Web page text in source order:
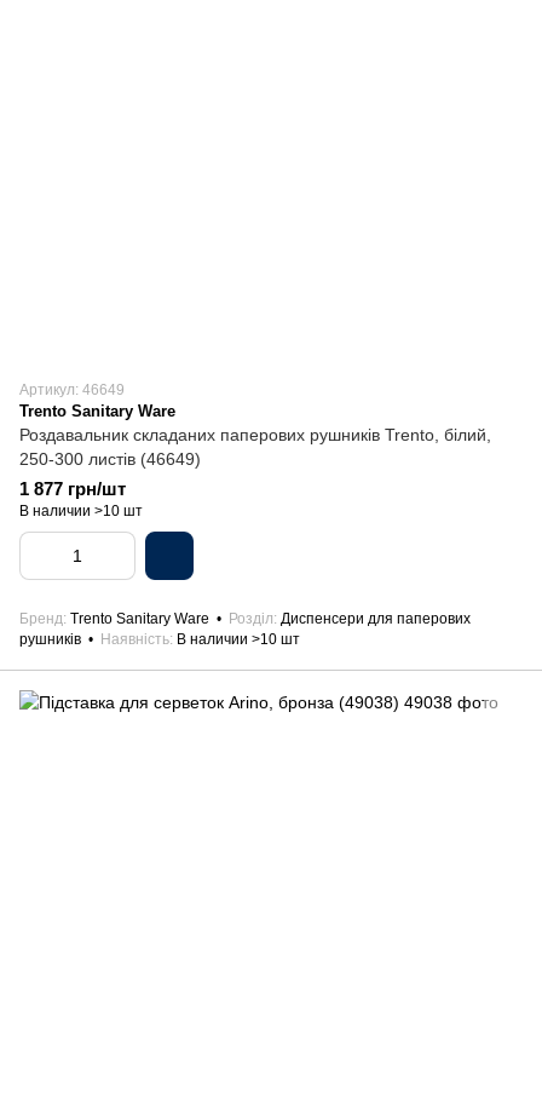
Артикул: 46649
Trento Sanitary Ware
Роздавальник складаних паперових рушників Trento, білий,
250-300 листів (46649)
1 877 грн/шт
В наличии >10 шт
Бренд Trento Sanitary Ware Розділ Диспенсери для паперових
рушників
Наявність В наличии >10 шт